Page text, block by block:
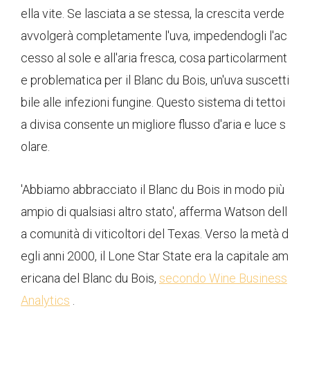
ella vite. Se lasciata a se stessa, la crescita verde
avvolgerà completamente l'uva, impedendogli l'ac
cesso al sole e all'aria fresca, cosa particolarment
e problematica per il Blanc du Bois, un'uva suscetti
bile alle infezioni fungine. Questo sistema di tettoi
a divisa consente un migliore flusso d'aria e luce s
olare.
'Abbiamo abbracciato il Blanc du Bois in modo più
ampio di qualsiasi altro stato', afferma Watson dell
a comunità di viticoltori del Texas. Verso la metà d
egli anni 2000, il Lone Star State era la capitale am
ericana del Blanc du Bois, secondo Wine Business
Analytics .